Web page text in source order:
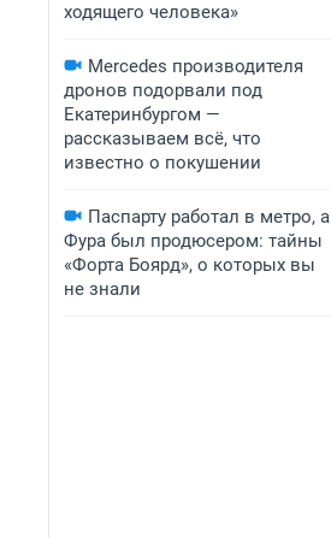
ходящего человека»
Mercedes производителя
дронов подорвали под
Екатеринбургом —
рассказываем всё, что
известно о покушении
Паспарту работал в метро, а
Фура был продюсером: тайны
«Форта Боярд», о которых вы
не знали